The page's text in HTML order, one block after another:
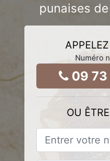
punaises
Numéro
09 73
OU